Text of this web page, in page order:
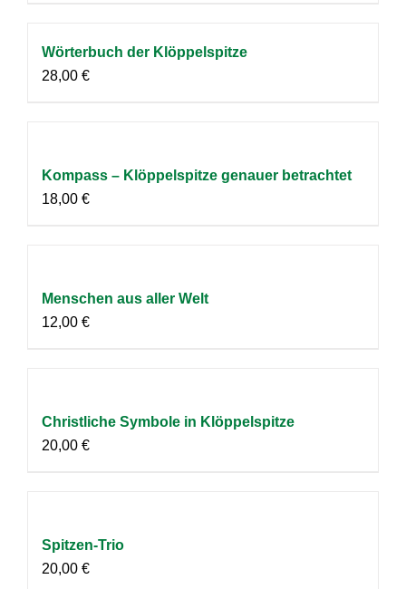
Wörterbuch der Klöppelspitze
28,00 €
Kompass – Klöppelspitze genauer betrachtet
18,00 €
Menschen aus aller Welt
12,00 €
Christliche Symbole in Klöppelspitze
20,00 €
Spitzen-Trio
20,00 €